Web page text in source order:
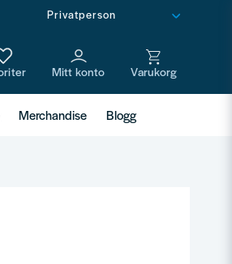
Merchandise Blogg